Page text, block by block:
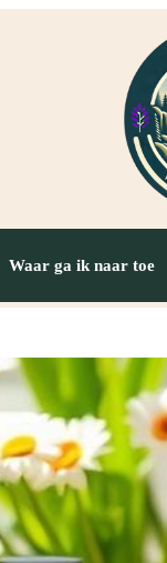
Waar ga ik naar toe